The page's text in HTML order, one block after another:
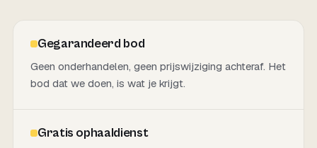
Gegarandeerd bod
Geen onderhandelen, geen prijswijziging achteraf. Het
bod dat we doen, is wat je krijgt.
Gratis ophaaldienst